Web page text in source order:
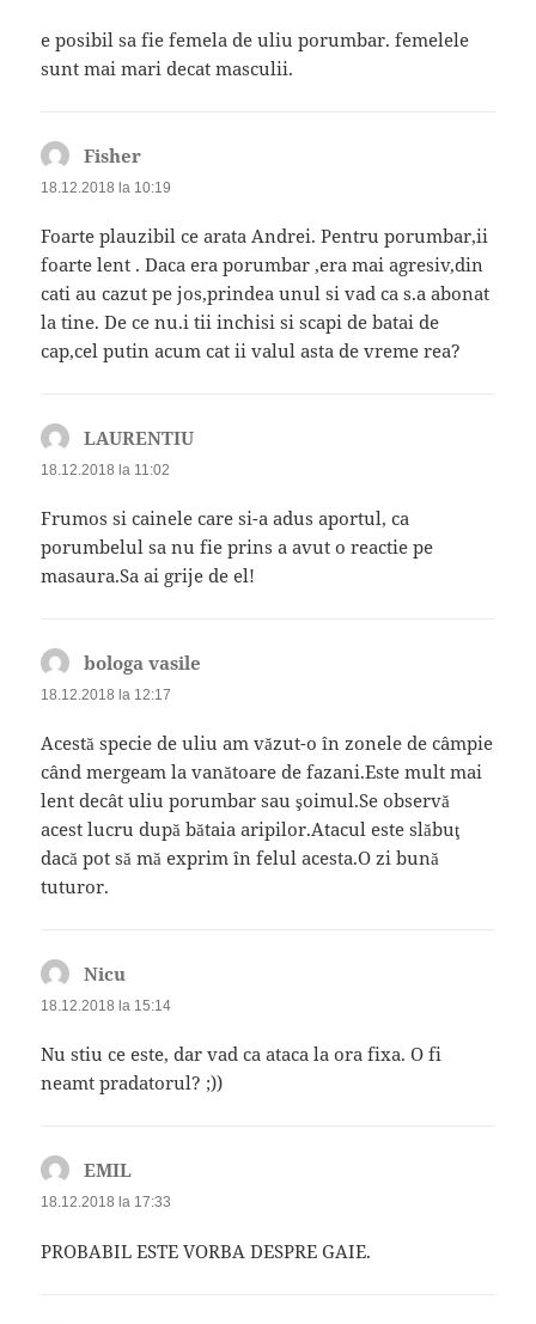
e posibil sa fie femela de uliu porumbar. femelele
sunt mai mari decat masculii.
Fisher
18.12.2018 la 10:19
Foarte plauzibil ce arata Andrei. Pentru porumbar,ii
foarte lent . Daca era porumbar ,era mai agresiv,din
cati au cazut pe jos,prindea unul si vad ca s.a abonat
la tine. De ce nu.i tii inchisi si scapi de batai de
cap,cel putin acum cat ii valul asta de vreme rea?
LAURENTIU
18.12.2018 la 11:02
Frumos si cainele care si-a adus aportul, ca
porumbelul sa nu fie prins a avut o reactie pe
masaura.Sa ai grije de el!
bologa vasile
18.12.2018 la 12:17
Acestă specie de uliu am văzut-o în zonele de câmpie
când mergeam la vanătoare de fazani.Este mult mai
lent decât uliu porumbar sau şoimul.Se observă
acest lucru după bătaia aripilor.Atacul este slăbuţ
dacă pot să mă exprim în felul acesta.O zi bună
tuturor.
Nicu
18.12.2018 la 15:14
Nu stiu ce este, dar vad ca ataca la ora fixa. O fi
neamt pradatorul? ;))
EMIL
18.12.2018 la 17:33
PROBABIL ESTE VORBA DESPRE GAIE.